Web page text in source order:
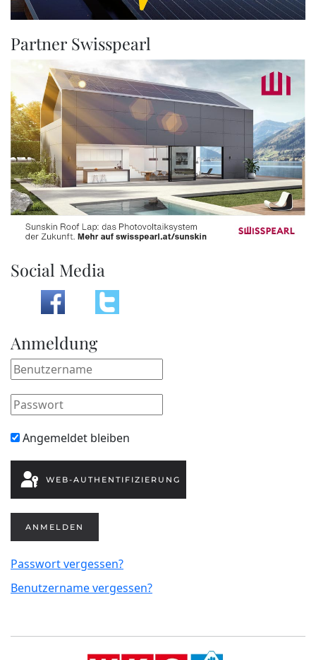
Partner Swisspearl
Social Media
Anmeldung
Angemeldet bleiben
WEB-AUTHENTIFIZIERUNG
ANMELDEN
Passwort vergessen?
Benutzername vergessen?